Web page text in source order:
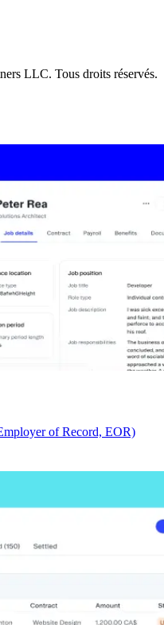
LLC. Tous droits réservés.​​
of Record, EOR)